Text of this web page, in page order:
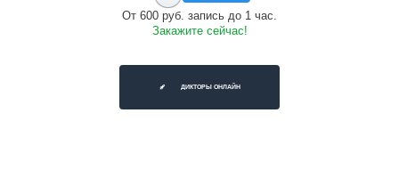
От 600 руб. запись до 1 час.
Закажите сейчас!
ДИКТОРЫ ОНЛАЙН